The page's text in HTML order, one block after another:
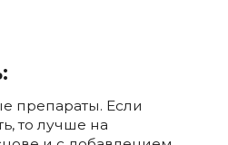
препараты. Если
то лучше на